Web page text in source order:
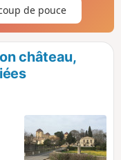
de pouce
château,